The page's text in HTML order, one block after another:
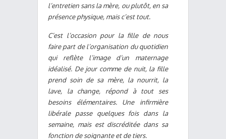
l’entretien sans la mère, ou plutôt, en sa
présence physique, mais c’est tout.
C’est l’occasion pour la fille de nous
faire part de l’organisation du quotidien
qui reflète l’image d’un maternage
idéalisé. De jour comme de nuit, la fille
prend soin de sa mère, la nourrit, la
lave, la change, répond à tout ses
besoins élémentaires. Une infirmière
libérale passe quelques fois dans la
semaine, mais est discréditée dans sa
fonction de soignante et de tiers.